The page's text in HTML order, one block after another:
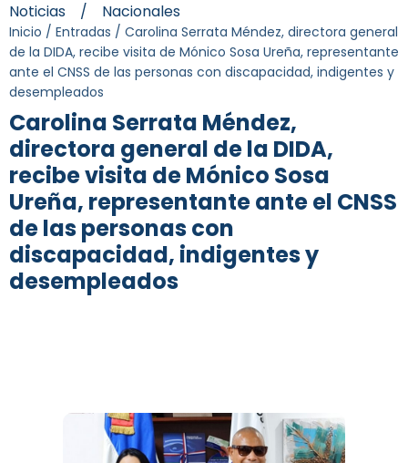
Noticias / Nacionales
Inicio / Entradas / Carolina Serrata Méndez, directora general
de la DIDA, recibe visita de Mónico Sosa Ureña, representante
ante el CNSS de las personas con discapacidad, indigentes y
desempleados
Carolina Serrata Méndez,
directora general de la DIDA,
recibe visita de Mónico Sosa
Ureña, representante ante el CNSS
de las personas con
discapacidad, indigentes y
desempleados